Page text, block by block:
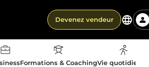
Devenez vendeur
Formations & CoachingVie